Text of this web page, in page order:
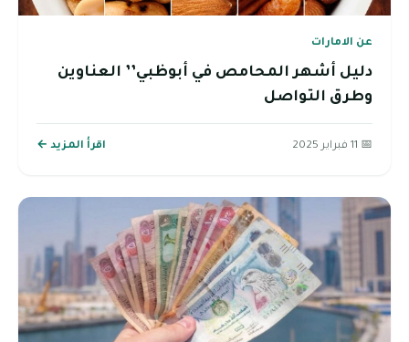
عن الامارات
دليل أشهر المحامص في أبوظبي’’ العناوين
وطرق التواصل
📅 11 فبراير 2025 اقرأ المزيد ←